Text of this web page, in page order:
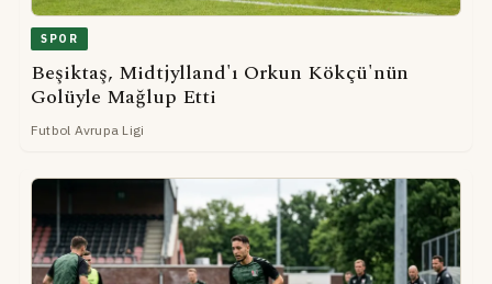
SPOR
Beşiktaş, Midtjylland'ı Orkun Kökçü'nün
Golüyle Mağlup Etti
Futbol Avrupa Ligi